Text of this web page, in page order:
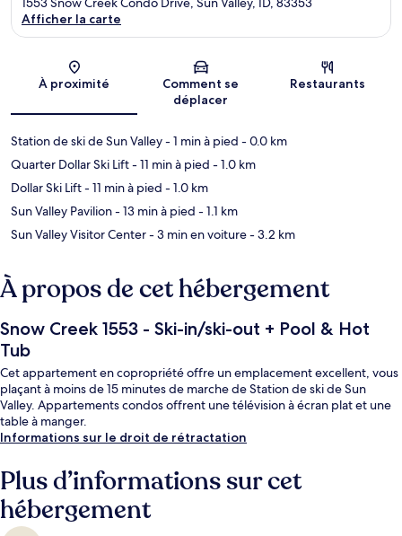
Carte
Afficher la carte
À proximité
Comment se
déplacer
Restaurants
Station de ski de Sun Valley- 1 min à pied - 0.0 km
Quarter Dollar Ski Lift- 11 min à pied - 1.0 km
Dollar Ski Lift- 11 min à pied - 1.0 km
Sun Valley Pavilion- 13 min à pied - 1.1 km
Sun Valley Visitor Center- 3 min en voiture- 3.2 km
À propos de cet hébergement
Snow Creek 1553 - Ski-in/ski-out + Pool & Hot
Tub
Cet appartement en copropriété offre un emplacement excellent, vous
plaçant à moins de 15 minutes de marche de Station de ski de Sun
Valley. Appartements condos offrent une télévision à écran plat et une
table à manger.
Informations sur le droit de rétractation
Plus d’informations sur cet
hébergement